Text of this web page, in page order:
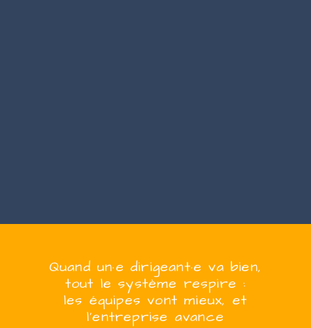
Quandun·e dirigeant·e va bien,
tout le système respire :
les équipes vont mieux, et
l’entreprise avance